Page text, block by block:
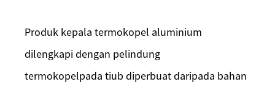
Produk kepala termokopel aluminium
dilengkapi dengan pelindung
termokopelpada tiub diperbuat daripada bahan